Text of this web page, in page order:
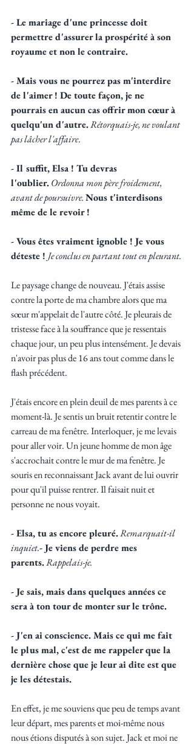
- Le mariage d'une princesse doit
permettre d'assurer la prospérité à son
royaume et non le contraire.
- Mais vous ne pourrez pas m'interdire
de l'aimer ! De toute façon, je ne
pourrais en aucun cas offrir mon cœur à
quelqu'un d'autre.Rétorquais-je, ne voulant
pas lâcher l'affaire.
- Il suffit, Elsa ! Tu devras
l'oublier.Ordonna mon père froidement,
avant de poursuivre.Nous t'interdisons
même de le revoir !
- Vous êtes vraiment ignoble ! Je vous
déteste ! Je conclus en partant tout en pleurant.
Le paysage change de nouveau. J'étais assise
contre la porte de ma chambre alors que ma
sœur m'appelait de l'autre côté. Je pleurais de
tristesse face à la souffrance que je ressentais
chaque jour, un peu plus intensément. Je devais
n'avoir pas plus de 16 ans tout comme dans le
flash précédent.
J'étais encore en plein deuil de mes parents à ce
moment-là. Je sentis un bruit retentir contre le
carreau de ma fenêtre. Interloquer, je me levais
pour aller voir. Un jeune homme de mon âge
s'accrochait contre le mur de ma fenêtre. Je
souris en reconnaissant Jack avant de lui ouvrir
pour qu'il puisse rentrer. Il faisait nuit et
personne ne nous voyait.
- Elsa, tu as encore pleuré.Remarquait-il
inquiet.- Je viens de perdre mes
parents.Rappelais-je.
- Je sais, mais dans quelques années ce
sera à ton tour de monter sur le trône.
- J'en ai conscience. Mais ce qui me fait
le plus mal, c'est de me rappeler que la
dernière chose que je leur ai dite est que
je les détestais.
En effet, je me souviens que peu de temps avant
leur départ, mes parents et moi-même nous
nous étions disputés à son sujet. Jack et moi ne